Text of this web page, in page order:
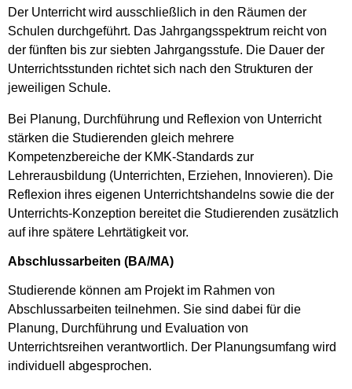
Der Unterricht wird ausschließlich in den Räumen der
Schulen durchgeführt. Das Jahrgangsspektrum reicht von
der fünften bis zur siebten Jahrgangsstufe. Die Dauer der
Unterrichtsstunden richtet sich nach den Strukturen der
jeweiligen Schule.
Bei Planung, Durchführung und Reflexion von Unterricht
stärken die Studierenden gleich mehrere
Kompetenzbereiche der KMK-Standards zur
Lehrerausbildung (Unterrichten, Erziehen, Innovieren). Die
Reflexion ihres eigenen Unterrichtshandelns sowie die der
Unterrichts-Konzeption bereitet die Studierenden zusätzlich
auf ihre spätere Lehrtätigkeit vor.
Abschlussarbeiten (BA/MA)
Studierende können am Projekt im Rahmen von
Abschlussarbeiten teilnehmen. Sie sind dabei für die
Planung, Durchführung und Evaluation von
Unterrichtsreihen verantwortlich. Der Planungsumfang wird
individuell abgesprochen.